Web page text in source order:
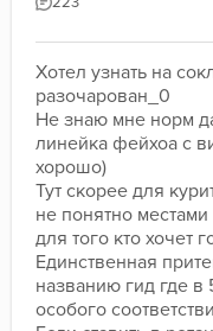
Хотел узнать на
разочарован_0
Не знаю мне норм
линейка фейхоа с
хорошо)
Тут скорее для
не понятно
для того кто хочет
Единственная
названию гид где в
особого